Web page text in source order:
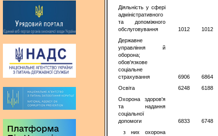
Діяльність у сфері
адміністративного
та допоміжного
обслуговування
1012
1012
Державне
управління й
оборона;
обов'язкове
соціальне
страхування
6906
6864
Освіта
6248
6188
Охорона здоров'я
та надання
соціальної
допомоги
6833
6748
з них охорона